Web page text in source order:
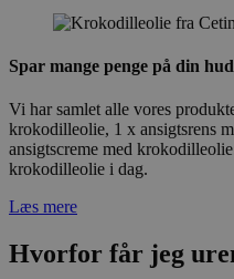
Spar mange penge på din
Vi har samlet alle vores
krokodilleolie, 1 x ansigtsrens
ansigtscreme med
krokodilleolie i dag.
Læs mere
Hvorfor får jeg